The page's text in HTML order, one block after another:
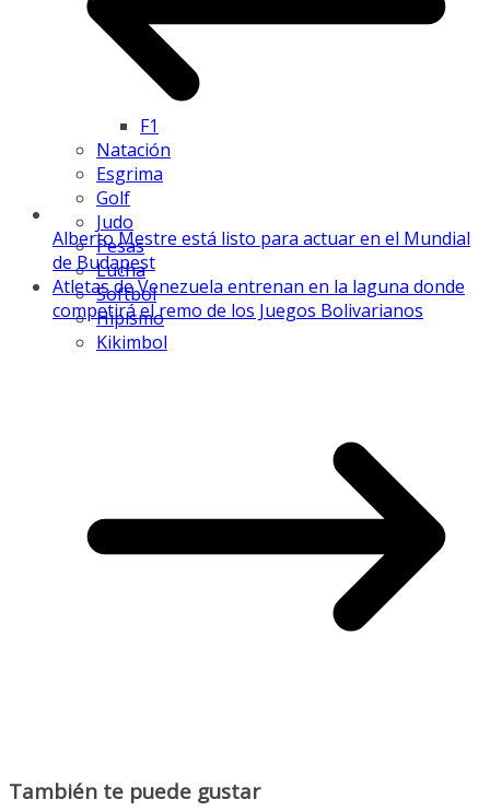
F1
Natación
Esgrima
Golf
Judo
Pesas
Lucha
Softbol
Hipismo
Kikimbol
Alberto Mestre está listo para actuar en el Mundial
de Budapest
Atletas de Venezuela entrenan en la laguna donde
competirá el remo de los Juegos Bolivarianos
También te puede gustar